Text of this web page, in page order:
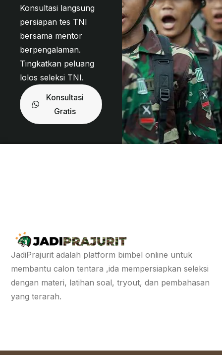
Konsultasi langsung
persiapan tes TNI
bersama mentor
berpengalaman.
Tingkatkan peluang
lolos seleksi TNI.
Konsultasi
Gratis
JadiPrajurit adalah platform bimbel online untuk
membantu calon tentara ,ida mempersiapkan seleksi
dengan materi, latihan soal, tryout, dan pembahasan
yang terarah.